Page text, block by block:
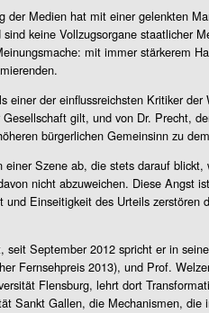
der Medien hat mit einer gelenkten
keine Vollzugsorgane staatlicher
mit immer stärkerem
der einflussreichsten Kritiker der
gilt, und von Dr. Precht,
bürgerlichen Gemeinsinn zu
Szene ab, die stets darauf blickt,
nicht abzuweichen. Diese Angst
Einseitigkeit des Urteils zerstören
September 2012 spricht er in
Fernsehpreis 2013), und Prof.
Flensburg, lehrt dort
Sankt Gallen, die Mechanismen, die